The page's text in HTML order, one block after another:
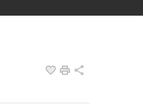
Dodaj do
Drukuj